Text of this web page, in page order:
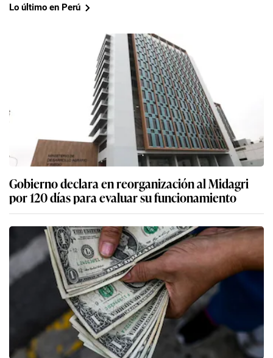
Lo último en Perú
Gobierno declara en reorganización al Midagri
por 120 días para evaluar su funcionamiento